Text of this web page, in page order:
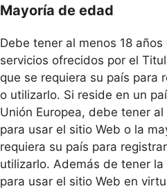
Mayoría de edad
Debe tener al menos 18
servicios ofrecidos por el
que se requiera su país para
o utilizarlo. Si reside en un
Unión Europea, debe tener
para usar el sitio Web o la
requiera su país para
utilizarlo. Además de tener
para usar el sitio Web en